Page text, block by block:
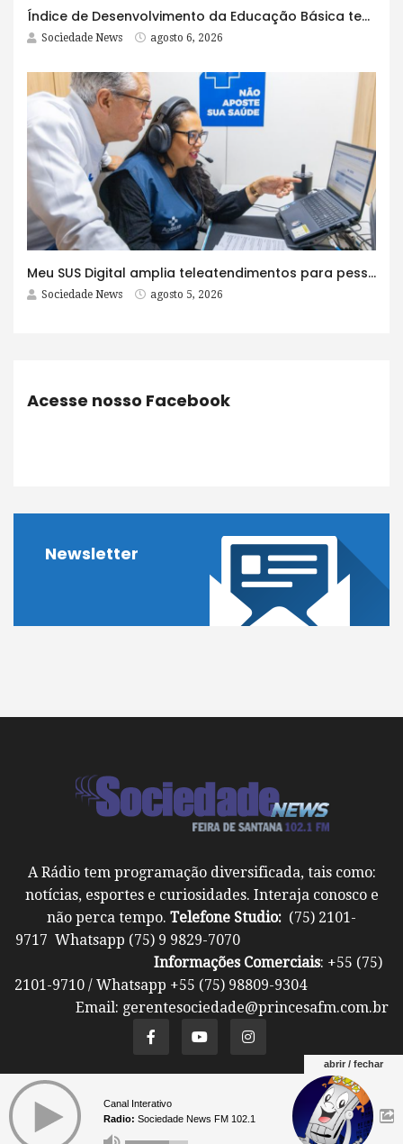
Índice de Desenvolvimento da Educação Básica tem elevação em todas as etapas
Sociedade News agosto 6, 2026
Meu SUS Digital amplia teleatendimentos para pessoas com problemas com jogos e apostas
Sociedade News agosto 5, 2026
Acesse nosso Facebook
Newsletter
A Rádio tem programação diversificada, tais como:
notícias, esportes e curiosidades. Interaja conosco e
não perca tempo. Telefone Studio: (75) 2101-
9717 Whatsapp (75) 9 9829-7070
Informações Comerciais: +55 (75)
2101-9710 / Whatsapp +55 (75) 98809-9304
Email: gerentesociedade@princesafm.com.br
Um site pertencente a Fundação Santo Antônio ©
Todos os direitos reservados.
abrir / fechar
Canal Interativo
Radio: Sociedade News FM 102.1